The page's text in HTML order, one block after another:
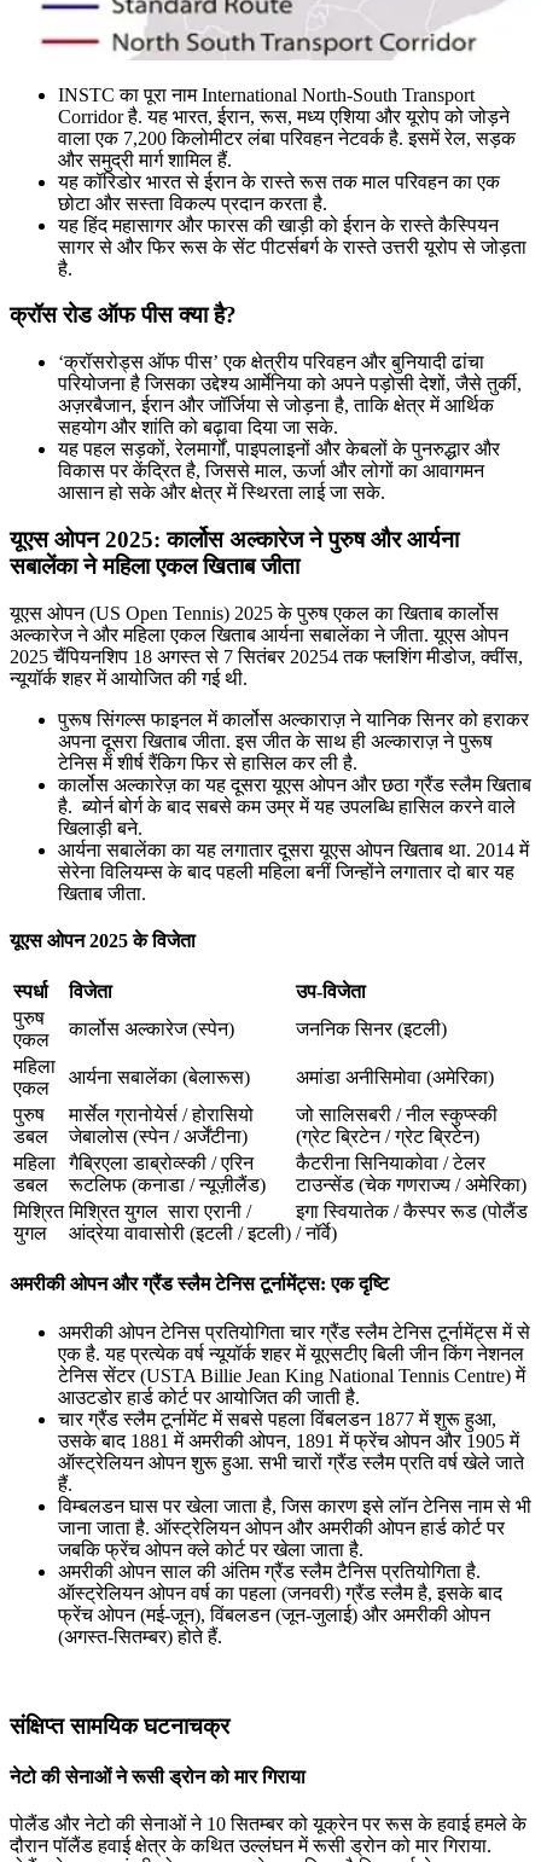
INSTC का पूरा नाम International North-South Transport
Corridor है. यह भारत, ईरान, रूस, मध्य एशिया और यूरोप को जोड़ने
वाला एक 7,200 किलोमीटर लंबा परिवहन नेटवर्क है. इसमें रेल, सड़क
और समुद्री मार्ग शामिल हैं.
यह कॉरिडोर भारत से ईरान के रास्ते रूस तक माल परिवहन का एक
छोटा और सस्ता विकल्प प्रदान करता है.
यह हिंद महासागर और फारस की खाड़ी को ईरान के रास्ते कैस्पियन
सागर से और फिर रूस के सेंट पीटर्सबर्ग के रास्ते उत्तरी यूरोप से जोड़ता
है.
क्रॉस रोड ऑफ पीस क्या है?
‘क्रॉसरोड्स ऑफ पीस’ एक क्षेत्रीय परिवहन और बुनियादी ढांचा
परियोजना है जिसका उद्देश्य आर्मेनिया को अपने पड़ोसी देशों, जैसे तुर्की,
अज़रबैजान, ईरान और जॉर्जिया से जोड़ना है, ताकि क्षेत्र में आर्थिक
सहयोग और शांति को बढ़ावा दिया जा सके.
यह पहल सड़कों, रेलमार्गों, पाइपलाइनों और केबलों के पुनरुद्धार और
विकास पर केंद्रित है, जिससे माल, ऊर्जा और लोगों का आवागमन
आसान हो सके और क्षेत्र में स्थिरता लाई जा सके.
यूएस ओपन 2025: कार्लोस अल्कारेज ने पुरुष और आर्यना
सबालेंका ने महिला एकल खिताब जीता
यूएस ओपन (US Open Tennis) 2025 के पुरुष एकल का खिताब कार्लोस
अल्कारेज ने और महिला एकल खिताब आर्यना सबालेंका ने जीता. यूएस ओपन
2025 चैंपियनशिप 18 अगस्त से 7 सितंबर 20254 तक फ्लशिंग मीडोज, क्वींस,
न्यूयॉर्क शहर में आयोजित की गई थी.
पुरूष सिंगल्‍स फाइनल में कार्लोस अल्काराज़ ने यानिक सिनर को हराकर
अपना दूसरा खिताब जीता. इस जीत के साथ ही अल्काराज़ ने पुरूष
टेनिस में शीर्ष रैंकिग फिर से हासिल कर ली है.
कार्लोस अल्कारेज़ का यह दूसरा यूएस ओपन और छठा ग्रैंड स्लैम खिताब
है. ब्योर्न बोर्ग के बाद सबसे कम उम्र में यह उपलब्धि हासिल करने वाले
खिलाड़ी बने.
आर्यना सबालेंका का यह लगातार दूसरा यूएस ओपन खिताब था. 2014 में
सेरेना विलियम्स के बाद पहली महिला बनीं जिन्होंने लगातार दो बार यह
खिताब जीता.
यूएस ओपन 2025 के विजेता
स्पर्धा विजेता
उप-विजेता
पुरुष
एकल
कार्लोस अल्कारेज (स्पेन)
जननिक सिनर (इटली)
महिला
एकल
आर्यना सबालेंका (बेलारूस)
अमांडा अनीसिमोवा (अमेरिका)
पुरुष
डबल
मार्सेल ग्रानोयेर्स / होरासियो
जेबालोस (स्पेन / अर्जेंटीना)
जो सालिसबरी / नील स्कुप्स्की
(ग्रेट ब्रिटेन / ग्रेट ब्रिटेन)
महिला
डबल
गैब्रिएला डाब्रोव्स्की / एरिन
रूटलिफ (कनाडा / न्यूज़ीलैंड)
कैटरीना सिनियाकोवा / टेलर
टाउन्सेंड (चेक गणराज्य / अमेरिका)
मिश्रित
युगल
मिश्रित युगल सारा एरानी /
आंद्रेया वावासोरी (इटली / इटली)
इगा स्वियातेक / कैस्पर रूड (पोलैंड
/ नॉर्वे)
अमरीकी ओपन और ग्रैंड स्लैम टेनिस टूर्नामेंट्स: एक दृष्टि
अमरीकी ओपन टेनिस प्रतियोगिता चार ग्रैंड स्लैम टेनिस टूर्नामेंट्स में से
एक है. यह प्रत्येक वर्ष न्यूयॉर्क शहर में यूएसटीए बिली जीन किंग नेशनल
टेनिस सेंटर (USTA Billie Jean King National Tennis Centre) में
आउटडोर हार्ड कोर्ट पर आयोजित की जाती है.
चार ग्रैंड स्लैम टूर्नामेंट में सबसे पहला विंबलडन 1877 में शुरू हुआ,
उसके बाद 1881 में अमरीकी ओपन, 1891 में फ्रेंच ओपन और 1905 में
ऑस्ट्रेलियन ओपन शुरू हुआ. सभी चारों ग्रैंड स्लैम प्रति वर्ष खेले जाते
हैं.
विम्बलडन घास पर खेला जाता है, जिस कारण इसे लॉन टेनिस नाम से भी
जाना जाता है. ऑस्ट्रेलियन ओपन और अमरीकी ओपन हार्ड कोर्ट पर
जबकि फ्रेंच ओपन क्ले कोर्ट पर खेला जाता है.
अमरीकी ओपन साल की अंतिम ग्रैंड स्लैम टैनिस प्रतियोगिता है.
ऑस्ट्रेलियन ओपन वर्ष का पहला (जनवरी) ग्रैंड स्लैम है, इसके बाद
फ्रेंच ओपन (मई-जून), विंबलडन (जून-जुलाई) और अमरीकी ओपन
(अगस्त-सितम्बर) होते हैं.
संक्षिप्त सामयिक घटनाचक्र
नेटो की सेनाओं ने रूसी ड्रोन को मार गिराया
पोलैंड और नेटो की सेनाओं ने 10 सितम्बर को यूक्रेन पर रूस के हवाई हमले के
दौरान पॉलैंड हवाई क्षेत्र के कथित उल्लंघन में रूसी ड्रोन को मार गिराया.